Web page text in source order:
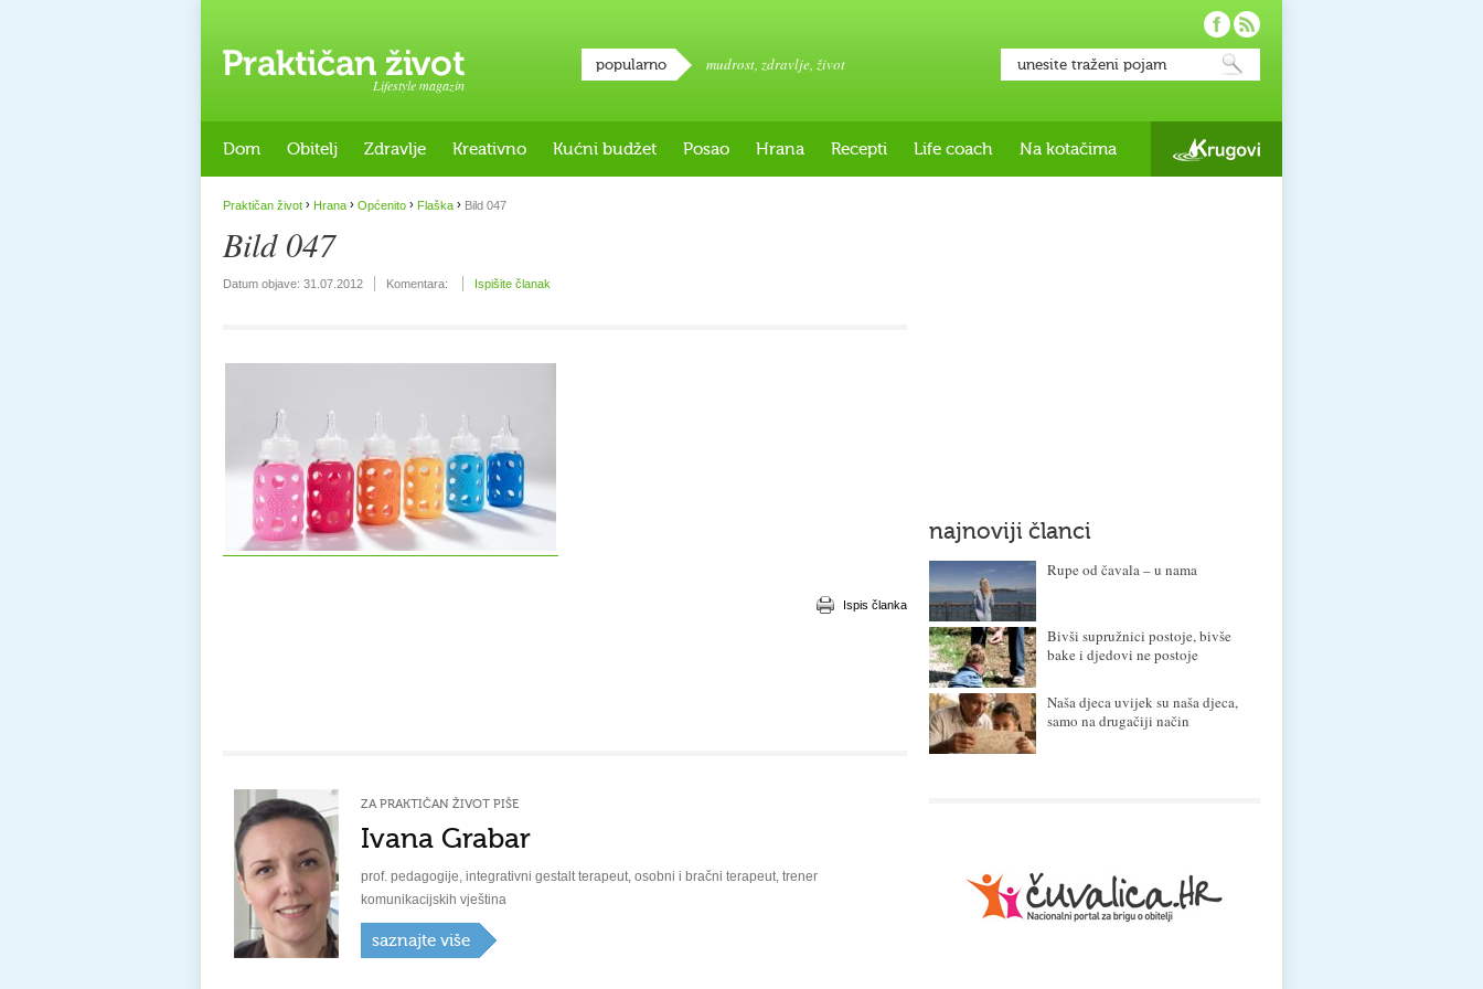
Lifestyle magazin
popularno mudrost, zdravlje, život
Dom Obitelj Zdravlje Kreativno Kućni budžet Posao Hrana Recepti Life coach Na kotačima
Praktičan život › Hrana › Općenito › Flaška › Bild 047
Bild 047
Datum objave: 31.07.2012 Komentara: Ispišite članak
Ispis članka
ZA PRAKTIČAN ŽIVOT PIŠE
Ivana Grabar
prof. pedagogije, integrativni gestalt terapeut, osobni i bračni terapeut, trener
komunikacijskih vještina
saznajte više
najnoviji članci
Rupe od čavala – u nama
Bivši supružnici postoje, bivše
bake i djedovi ne postoje
Naša djeca uvijek su naša djeca,
samo na drugačiji način